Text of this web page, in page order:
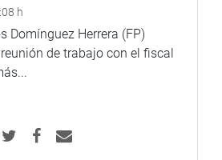
el Proyecto “
participar del evento podrán
de inscripción alojado en
h
Domínguez Herrera (FP)
de trabajo con el fiscal